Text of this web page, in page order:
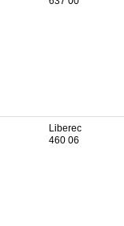
Liberec
460 06